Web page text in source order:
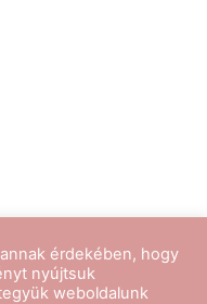
érdekében, hogy
nyújtsuk
weboldalunk